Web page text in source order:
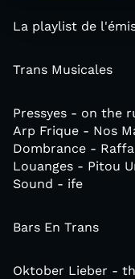
La playlist de
Trans Musicales
Pressyes - on the
Arp Frique - Nos
Dombrance -
Louanges - Pitou
Sound - ife
Bars En Trans
Oktober Lieber -